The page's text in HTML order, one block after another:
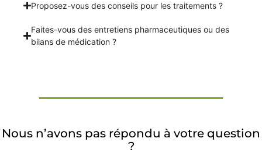
Proposez-vous des conseils pour les traitements ?
Faites-vous des entretiens pharmaceutiques ou des
bilans de médication ?
Nous n’avons pas répondu à votre question
?